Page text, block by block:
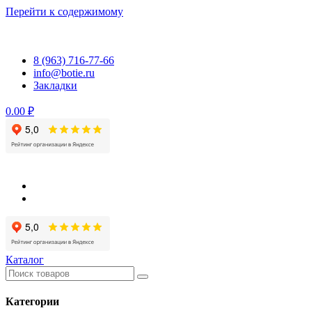
Перейти к содержимому
8 (963) 716-77-66
info@botie.ru
Закладки
0.00 ₽
Каталог
Категории